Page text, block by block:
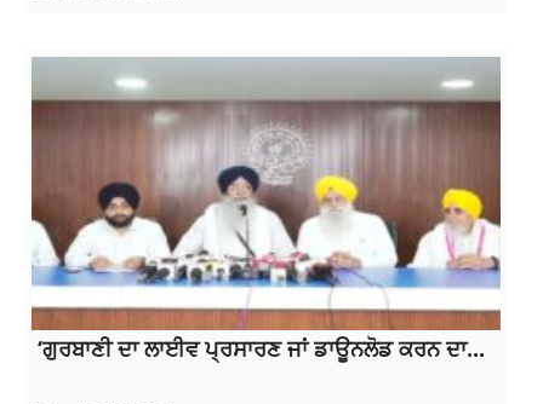
‘ਗੁਰਬਾਣੀ ਦਾ ਲਾਈਵ ਪ੍ਰਸਾਰਣ ਜਾਂ ਡਾਊਨਲੋਡ ਕਰਨ ਦਾ...